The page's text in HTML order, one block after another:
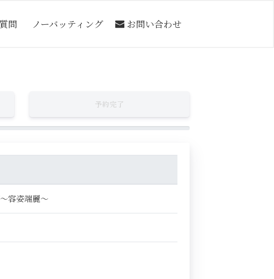
問 ノーバッティング お問い合わせ
予約完了
容姿端麗～